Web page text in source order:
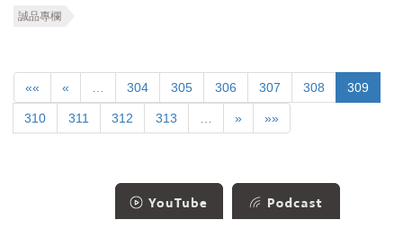
誠品專欄
«« « 304 305 306 307 308 309
310 311 312 313 » »»